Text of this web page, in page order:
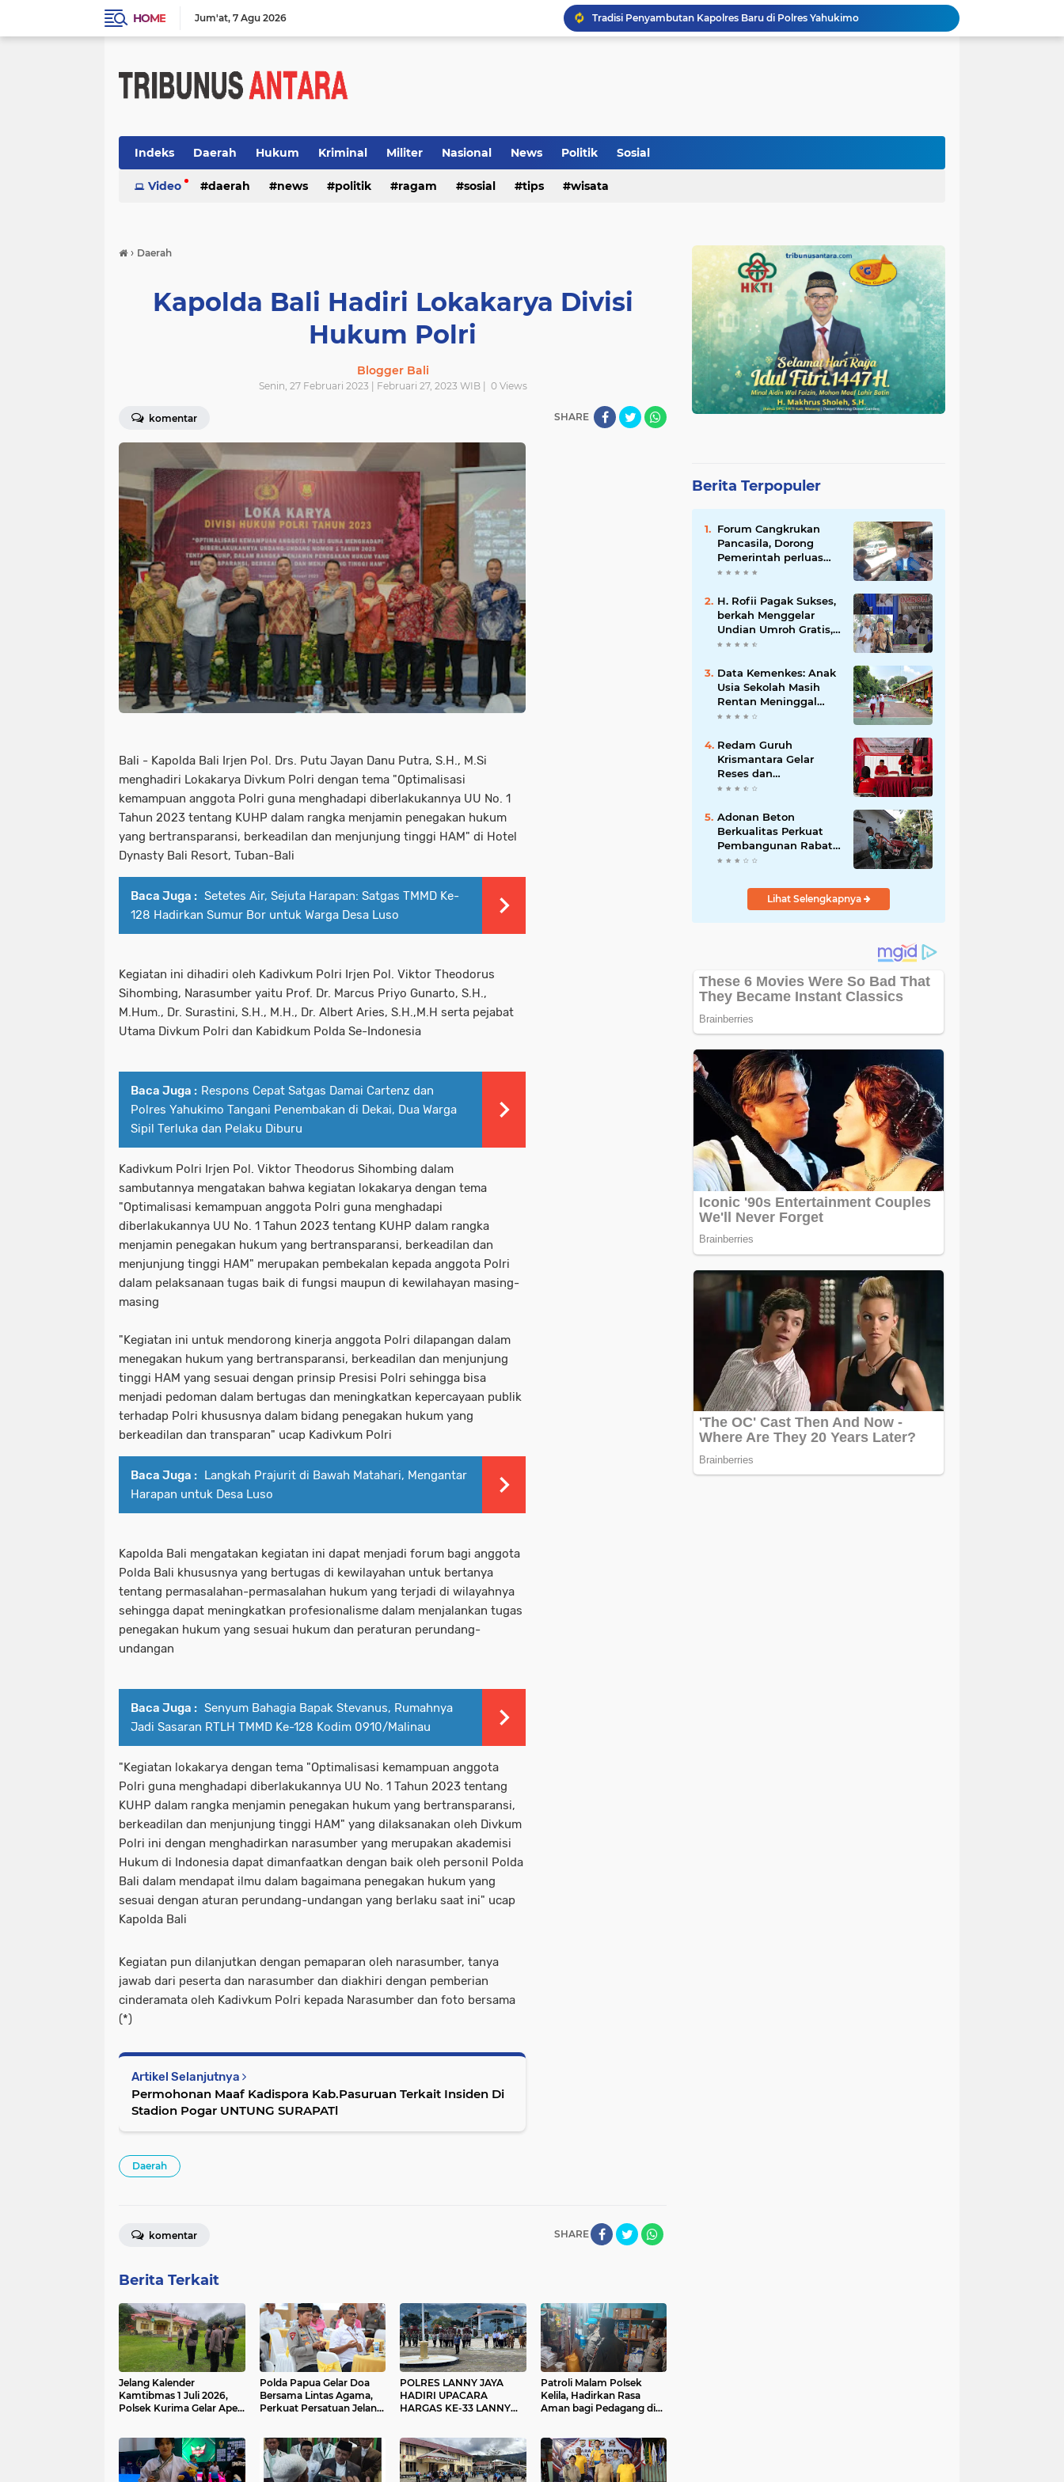
HOME Jum'at 7 Agu 2026
Tradisi Penyambutan Kapolres Baru di Polres Yahukimo
Respons Cepat Laporan Masyarakat, Satlantas Polres Pasuruan Kota Atasi Kemacetan di Exit Tol Sutojayan
Hikmah Bafaqih Wakil Ketua Komisi E DPRD Provinsi Jatim, dukung perlindungan Anak di Ponpes melalui Penerapan (SOP) di Malang Raya.
Klinik Pengobatan Vitalitas Purwakarta H.Abdulazis Atasi Impoten
Indeks Daerah Hukum Kriminal Militer Nasional News Politik Sosial
Video daerah news politik ragam sosial tips wisata
› Daerah
Kapolda Bali Hadiri Lokakarya Divisi
Hukum Polri
Blogger Bali
Senin, 27 Februari 2023 | Februari 27, 2023 WIB | 0Views
komentar SHARE
Bali - Kapolda Bali Irjen Pol. Drs. Putu Jayan Danu Putra, S.H., M.Si
menghadiri Lokakarya Divkum Polri dengan tema "Optimalisasi
kemampuan anggota Polri guna menghadapi diberlakukannya UU No. 1
Tahun 2023 tentang KUHP dalam rangka menjamin penegakan hukum
yang bertransparansi, berkeadilan dan menjunjung tinggi HAM" di Hotel
Dynasty Bali Resort, Tuban-Bali
Baca Juga : Setetes Air, Sejuta Harapan: Satgas TMMD Ke-
128 Hadirkan Sumur Bor untuk Warga Desa Luso
Kegiatan ini dihadiri oleh Kadivkum Polri Irjen Pol. Viktor Theodorus
Sihombing, Narasumber yaitu Prof. Dr. Marcus Priyo Gunarto, S.H.,
M.Hum., Dr. Surastini, S.H., M.H., Dr. Albert Aries, S.H.,M.H serta pejabat
Utama Divkum Polri dan Kabidkum Polda Se-Indonesia
Baca Juga : Respons Cepat Satgas Damai Cartenz dan
Polres Yahukimo Tangani Penembakan di Dekai, Dua Warga
Sipil Terluka dan Pelaku Diburu
Kadivkum Polri Irjen Pol. Viktor Theodorus Sihombing dalam
sambutannya mengatakan bahwa kegiatan lokakarya dengan tema
"Optimalisasi kemampuan anggota Polri guna menghadapi
diberlakukannya UU No. 1 Tahun 2023 tentang KUHP dalam rangka
menjamin penegakan hukum yang bertransparansi, berkeadilan dan
menjunjung tinggi HAM" merupakan pembekalan kepada anggota Polri
dalam pelaksanaan tugas baik di fungsi maupun di kewilahayan masing-
masing
"Kegiatan ini untuk mendorong kinerja anggota Polri dilapangan dalam
menegakan hukum yang bertransparansi, berkeadilan dan menjunjung
tinggi HAM yang sesuai dengan prinsip Presisi Polri sehingga bisa
menjadi pedoman dalam bertugas dan meningkatkan kepercayaan publik
terhadap Polri khususnya dalam bidang penegakan hukum yang
berkeadilan dan transparan" ucap Kadivkum Polri
Baca Juga : Langkah Prajurit di Bawah Matahari, Mengantar
Harapan untuk Desa Luso
Kapolda Bali mengatakan kegiatan ini dapat menjadi forum bagi anggota
Polda Bali khususnya yang bertugas di kewilayahan untuk bertanya
tentang permasalahan-permasalahan hukum yang terjadi di wilayahnya
sehingga dapat meningkatkan profesionalisme dalam menjalankan tugas
penegakan hukum yang sesuai hukum dan peraturan perundang-
undangan
Baca Juga : Senyum Bahagia Bapak Stevanus, Rumahnya
Jadi Sasaran RTLH TMMD Ke-128 Kodim 0910/Malinau
"Kegiatan lokakarya dengan tema "Optimalisasi kemampuan anggota
Polri guna menghadapi diberlakukannya UU No. 1 Tahun 2023 tentang
KUHP dalam rangka menjamin penegakan hukum yang bertransparansi,
berkeadilan dan menjunjung tinggi HAM" yang dilaksanakan oleh Divkum
Polri ini dengan menghadirkan narasumber yang merupakan akademisi
Hukum di Indonesia dapat dimanfaatkan dengan baik oleh personil Polda
Bali dalam mendapat ilmu dalam bagaimana penegakan hukum yang
sesuai dengan aturan perundang-undangan yang berlaku saat ini" ucap
Kapolda Bali
Kegiatan pun dilanjutkan dengan pemaparan oleh narasumber, tanya
jawab dari peserta dan narasumber dan diakhiri dengan pemberian
cinderamata oleh Kadivkum Polri kepada Narasumber dan foto bersama
(*)
Artikel Selanjutnya
Permohonan Maaf Kadispora Kab.Pasuruan Terkait Insiden Di
Stadion Pogar UNTUNG SURAPATl
Daerah
SHARE
komentar
Berita Terkait
‎Jelang Kalender
Kamtibmas 1 Juli 2026,
Polsek Kurima Gelar Apel
Polda Papua Gelar Doa
Bersama Lintas Agama,
Perkuat Persatuan Jelang
POLRES LANNY JAYA
HADIRI UPACARA
HARGAS KE-33 LANNY
HADIR" UNTUK CEGAH
STUNTING
Patroli Malam Polsek
Kelila, Hadirkan Rasa
Aman bagi Pedagang di
Berita Terpopuler
Forum Cangkrukan
Pancasila, Dorong
Pemerintah perluas
intensif Perpajakan
UMKM.
H. Rofii Pagak Sukses,
berkah Menggelar
Undian Umroh Gratis,
Wujud Kepedulian
Data Kemenkes: Anak
Usia Sekolah Masih
Rentan Meninggal
Akibat DBD
Redam Guruh
Krismantara Gelar
Reses dan
Silaturrahmi bersama
Se -Kecamatan
Lawang.
Adonan Beton
Berkualitas Perkuat
Pembangunan Rabat
Jalan TMMD ke-129 di
Lihat Selengkapnya